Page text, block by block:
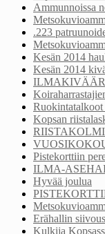
Ammunnoissa
.223
Kesän 2014
Kesän 2014
Ruokintatalkoot
Kopsan
Pistekorttiin
ILMA-
Hyvää joulua
Erähallin
Kulkija